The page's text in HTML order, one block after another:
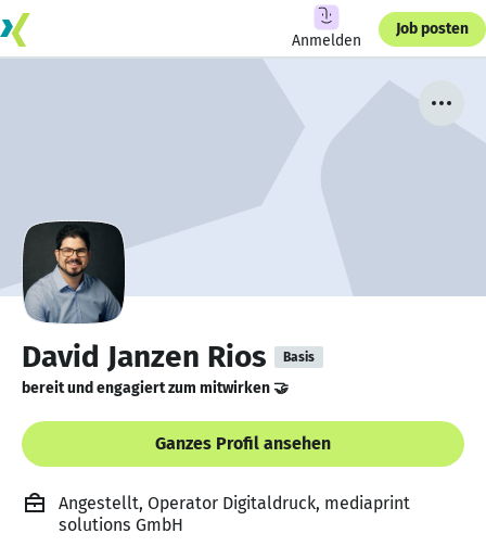
Anmelden
Job posten
David Janzen Rios Basis
bereit und engagiert zum mitwirken 🤝
Ganzes Profil ansehen
Angestellt, Operator Digitaldruck, mediaprint
solutions GmbH